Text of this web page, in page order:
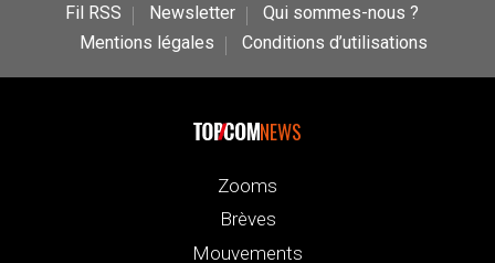
Fil RSS Newsletter
Qui sommes-nous ?
Mentions légales
Conditions d’utilisations
NEWS
Zooms
Brèves
Mouvements